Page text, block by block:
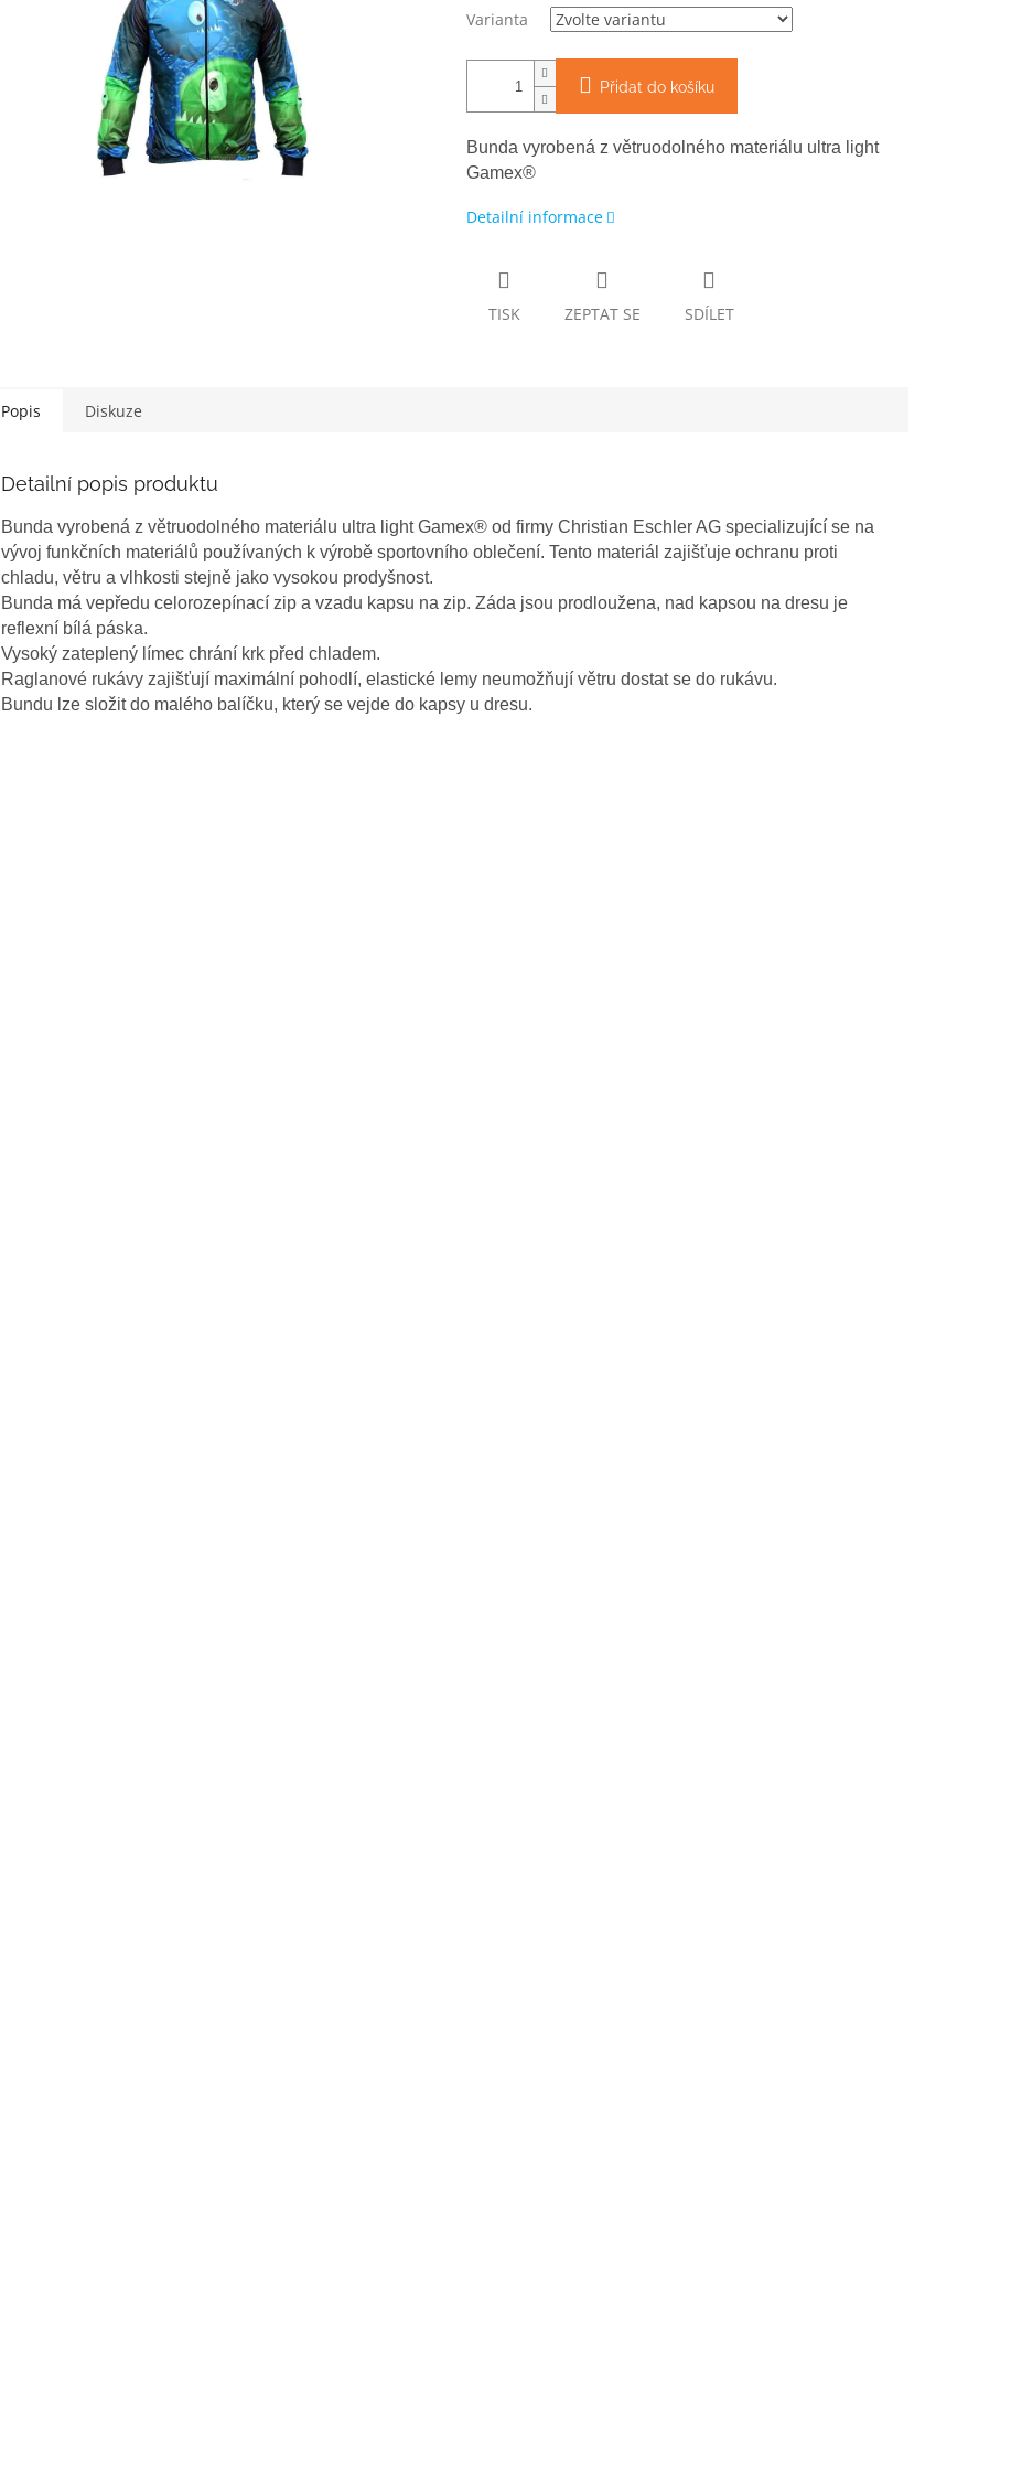
Varianta
Přidat do košíku
Bunda vyrobená z větruodolného materiálu ultra light
Gamex®
Detailní informace
TISK ZEPTAT SE SDÍLET
Popis Diskuze
Detailní popis produktu
Bunda vyrobená z větruodolného materiálu ultra light Gamex® od firmy Christian Eschler AG specializující se na
vývoj funkčních materiálů používaných k výrobě sportovního oblečení. Tento materiál zajišťuje ochranu proti
chladu, větru a vlhkosti stejně jako vysokou prodyšnost.
Bunda má vepředu celorozepínací zip a vzadu kapsu na zip. Záda jsou prodloužena, nad kapsou na dresu je
reflexní bílá páska.
Vysoký zateplený límec chrání krk před chladem.
Raglanové rukávy zajišťují maximální pohodlí, elastické lemy neumožňují větru dostat se do rukávu.
Bundu lze složit do malého balíčku, který se vejde do kapsy u dresu.